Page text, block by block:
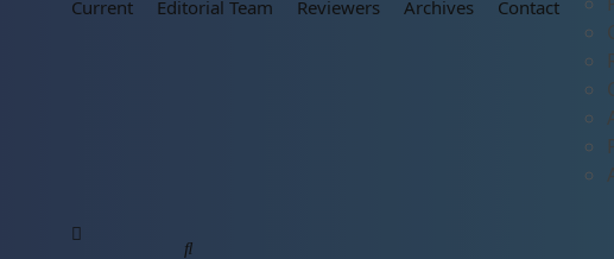
Current Editorial Team Reviewers Archives Contact